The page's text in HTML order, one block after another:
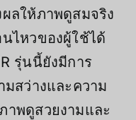
ลให้ภาพดูสมจริง
ไหวของผู้ใช้ได้
รุ่นนี้ยังมีการ
มสว่างและความ
าพดูสวยงามและ